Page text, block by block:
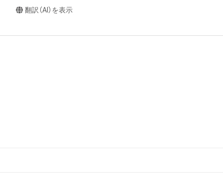
翻訳（AI）を表示